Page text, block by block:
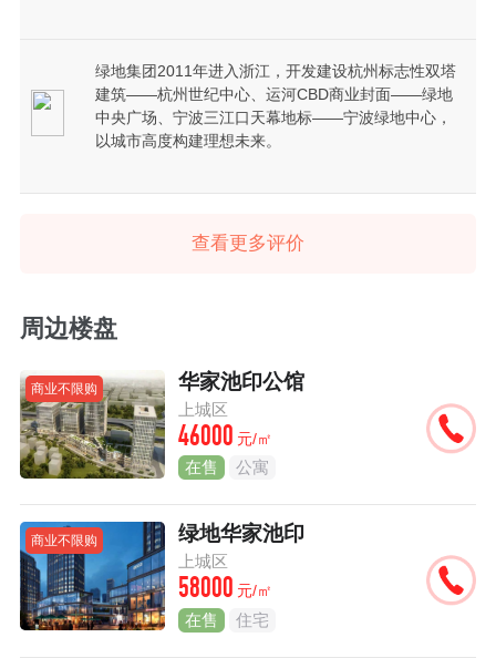
绿地集团2011年进入浙江，开发建设杭州标志性双塔
建筑——杭州世纪中心、运河CBD商业封面——绿地
中央广场、宁波三江口天幕地标——宁波绿地中心，
以城市高度构建理想未来。
查看更多评价
周边楼盘
商业不限购 华家池印公馆
上城区
46000 元/㎡
在售 公寓
商业不限购 绿地华家池印
上城区
58000 元/㎡
在售 住宅